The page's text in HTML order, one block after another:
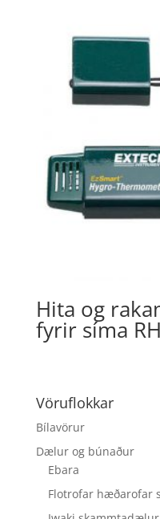
Hita og
fyrir síma
Vöruflokkar
Bílavörur
Dælur og búnaður
Ebara
Flotrofar hæðarofar